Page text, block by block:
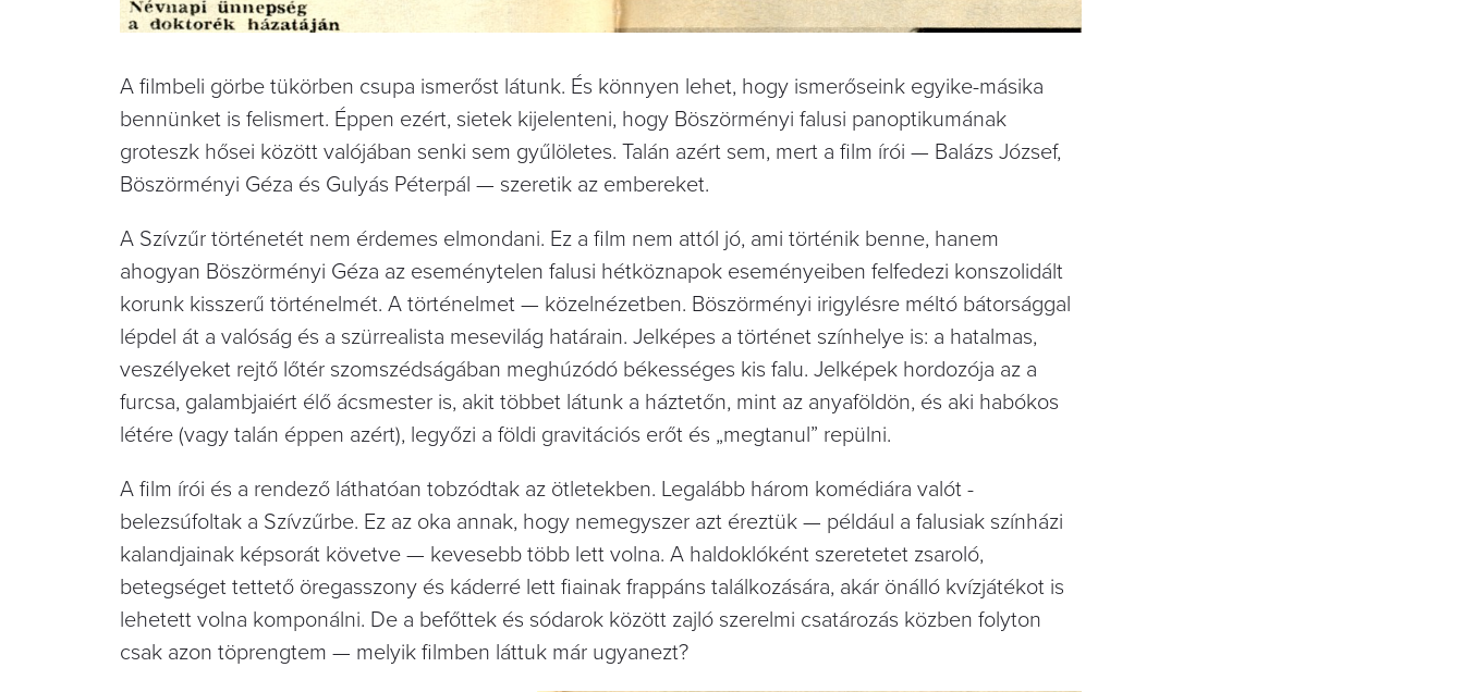
A filmbeli görbe tükörben csupa ismerőst látunk. És könnyen lehet, hogy ismerőseink egyike-másika
bennünket is felismert. Éppen ezért, sietek kijelenteni, hogy Böszörményi falusi panoptikumának
groteszk hősei között valójában senki sem gyűlöletes. Talán azért sem, mert a film írói — Balázs József,
Böszörményi Géza és Gulyás Péterpál — szeretik az embereket.
A Szívzűr történetét nem érdemes elmondani. Ez a film nem attól jó, ami történik benne, hanem
ahogyan Böszörményi Géza az eseménytelen falusi hétköznapok eseményeiben felfedezi konszolidált
korunk kisszerű történelmét. A történelmet — közelnézetben. Böszörményi irigylésre méltó bátorsággal
lépdel át a valóság és a szürrealista mesevilág határain. Jelképes a történet színhelye is: a hatalmas,
veszélyeket rejtő lőtér szomszédságában meghúzódó békességes kis falu. Jelképek hordozója az a
furcsa, galambjaiért élő ácsmester is, akit többet látunk a háztetőn, mint az anyaföldön, és aki habókos
létére (vagy talán éppen azért), legyőzi a földi gravitációs erőt és „megtanul” repülni.
A film írói és a rendező láthatóan tobzódtak az ötletekben. Legalább három komédiára valót -
belezsúfoltak a Szívzűrbe. Ez az oka annak, hogy nemegyszer azt éreztük — például a falusiak színházi
kalandjainak képsorát követve — kevesebb több lett volna. A haldoklóként szeretetet zsaroló,
betegséget tettető öregasszony és káderré lett fiainak frappáns találkozására, akár önálló kvízjátékot is
lehetett volna komponálni. De a befőttek és sódarok között zajló szerelmi csatározás közben folyton
csak azon töprengtem — melyik filmben láttuk már ugyanezt?